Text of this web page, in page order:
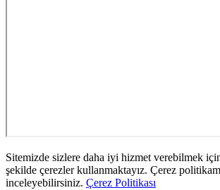
Sitemizde sizlere daha iyi hizmet verebilmek
şekilde çerezler kullanmaktayız. Çerez
inceleyebilirsiniz. Çerez Politikası